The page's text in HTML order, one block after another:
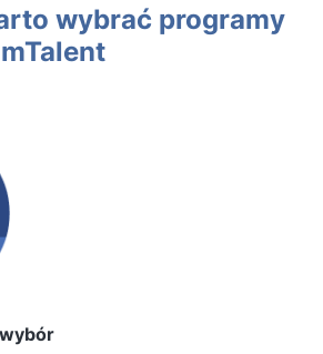
wybrać programy